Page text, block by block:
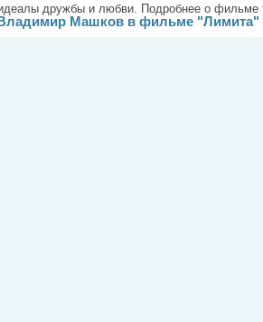
дружбы и любви. Подробнее о фильме
Машков в фильме "Лимита"